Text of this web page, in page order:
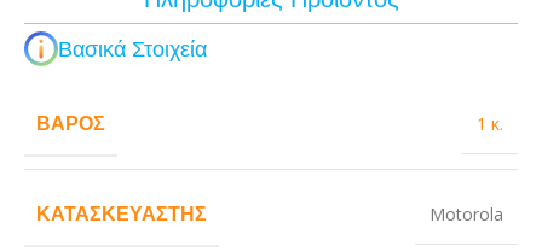
Βασικά Στοιχεία
ΒΆΡΟΣ 1 κ.
ΚΑΤΑΣΚΕΥΑΣΤΉΣ Motorola